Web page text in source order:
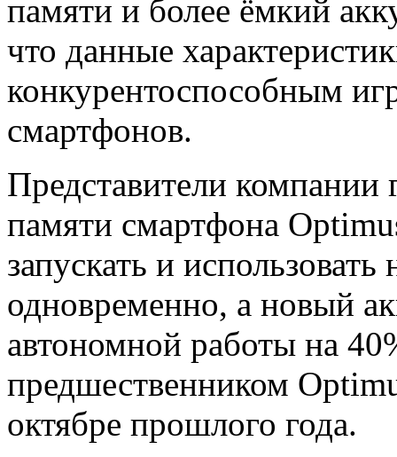
памяти и более ёмкий
что данные
конкурентоспособным
смартфонов.
Представители компании
памяти смартфона
запускать и
одновременно, а новый
автономной работы на
предшественником
октябре прошлого года.